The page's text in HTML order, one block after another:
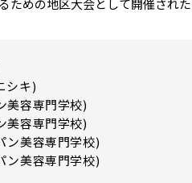
ための地区大会として開催された
シキ)
美容専門学校)
美容専門学校)
ン美容専門学校)
美容専門学校)